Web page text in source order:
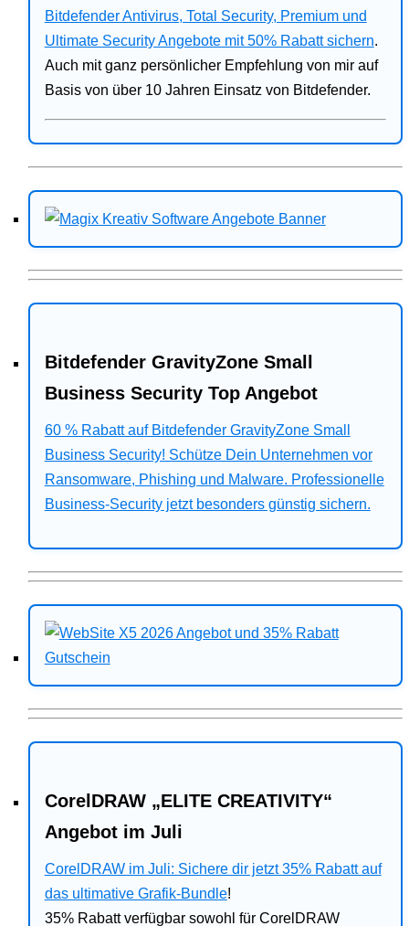
Bitdefender Antivirus, Total Security, Premium und
Ultimate Security Angebote mit 50% Rabatt sichern.
Auch mit ganz persönlicher Empfehlung von mir auf
Basis von über 10 Jahren Einsatz von Bitdefender.
Bitdefender GravityZone Small
Business Security Top Angebot
60 % Rabatt auf Bitdefender GravityZone Small
Business Security! Schütze Dein Unternehmen vor
Ransomware, Phishing und Malware. Professionelle
Business-Security jetzt besonders günstig sichern.
CorelDRAW „ELITE CREATIVITY“
Angebot im Juli
CorelDRAW im Juli: Sichere dir jetzt 35% Rabatt auf
das ultimative Grafik-Bundle!
35% Rabatt verfügbar sowohl für CorelDRAW